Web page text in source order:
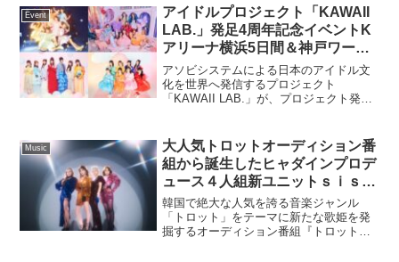
ント”として大盛況を博した IDOL
RUNWAY C...
Event
アイドルプロジェクト「KAWAII
LAB.」発足4周年記念イベントK
アリーナ横浜5日間＆神戸ワール
ド記念ホール2日間開催決定！
FRUITS ZIPPERらの代表曲を収
録したベストアルバムも発売
アソビシステムによる日本のアイドル文
化を世界へ発信するプロジェクト
「KAWAII LAB.」が、プロジェクト発足4
月11日（...
Music
大人気トロットオーディション番
組から誕生したヒャダインプロデ
ュース４人組新ユニットｓｉｓ
（シス）本日デビュー＆ＭＶ公開
スタート！２月５日にＣＤリリー
スも決定！
韓国で絶大な人気を誇る音楽ジャンル
「トロット」をテーマに新たな歌姫を発
掘するオーディション番組『トロット・